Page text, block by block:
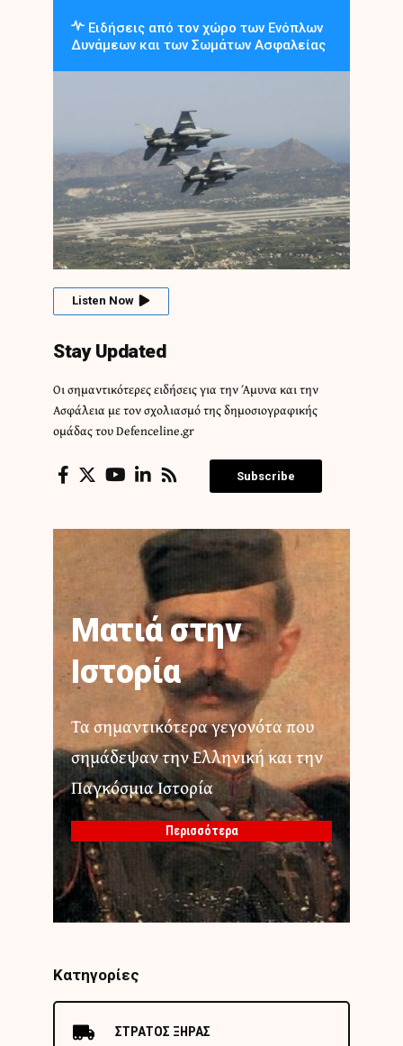
Ειδήσεις από τον χώρο των Ενόπλων
Δυνάμεων και των Σωμάτων Ασφαλείας
Listen Now
Stay Updated
Οι σημαντικότερες ειδήσεις για την Άμυνα και την
Ασφάλεια με τον σχολιασμό της δημοσιογραφικής
ομάδας του Defenceline.gr
Subscribe
Ματιά στην
Ιστορία
Τα σημαντικότερα γεγονότα που
σημάδεψαν την Ελληνική και την
Παγκόσμια Ιστορία
Περισσότερα
Κατηγορίες
ΣΤΡΑΤΟΣ ΞΗΡΑΣ